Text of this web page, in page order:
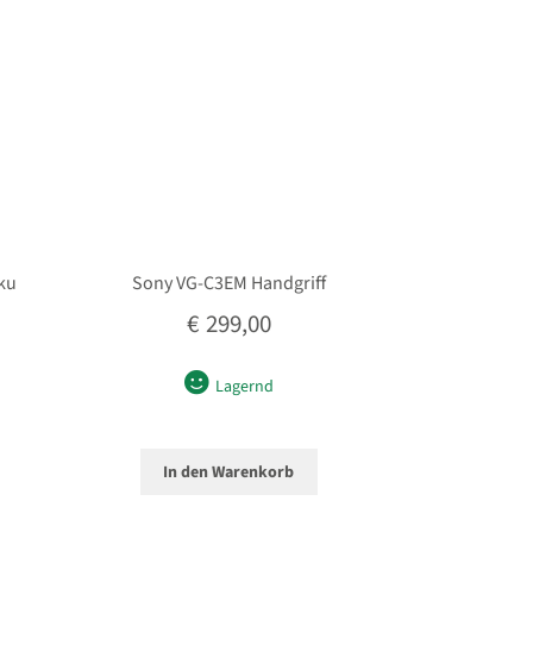
Sony VG-C3EM Handgriff
€ 299,00
Lagernd
In den Warenkorb